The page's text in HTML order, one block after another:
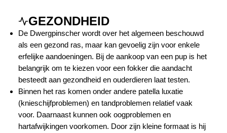
GEZONDHEID
De Dwergpinscher wordt over het algemeen beschouwd
als een gezond ras, maar kan gevoelig zijn voor enkele
erfelijke aandoeningen. Bij de aankoop van een pup is het
belangrijk om te kiezen voor een fokker die aandacht
besteedt aan gezondheid en ouderdieren laat testen.
Binnen het ras komen onder andere patella luxatie
(knieschijfproblemen) en tandproblemen relatief vaak
voor. Daarnaast kunnen ook oogproblemen en
hartafwijkingen voorkomen. Door zijn kleine formaat is hij